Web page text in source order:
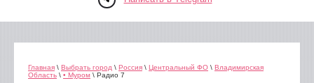
Главная \ Выбрать город \ Россия \ Центральный ФО \ Владимирская
Область \ • Муром \ Радио 7